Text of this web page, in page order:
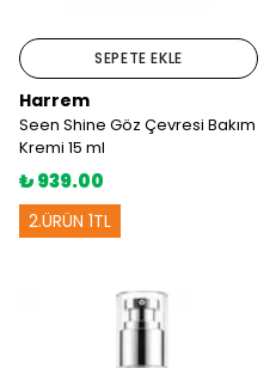
SEPETE EKLE
Harrem
Seen Shine Göz Çevresi Bakım
Kremi 15 ml
₺ 939.00
2.ÜRÜN 1TL